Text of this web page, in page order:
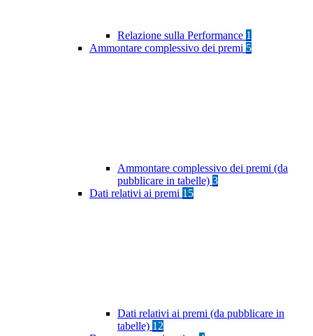
Relazione sulla Performance 1
Ammontare complessivo dei premi 5
Ammontare complessivo dei premi (da
pubblicare in tabelle) 3
Dati relativi ai premi 15
Dati relativi ai premi (da pubblicare in
tabelle) 12